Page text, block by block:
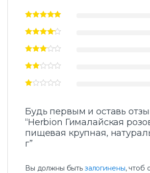
Будь первым и оставь
“Herbion Гималайская
пищевая крупная,
г”
Вы должны быть залогинены, чтоб